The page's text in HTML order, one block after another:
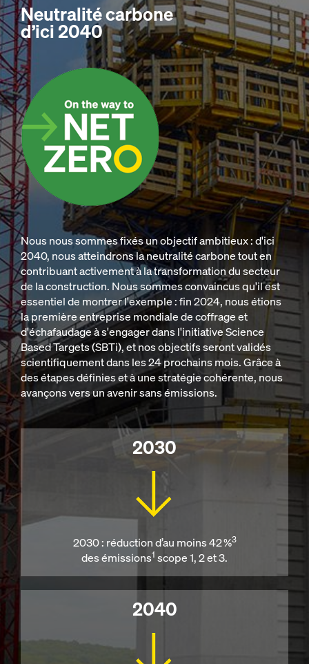
Neutralité carbone
d’ici 2040
Nous nous sommes fixés un objectif ambitieux : d'ici
2040, nous atteindrons la neutralité carbone tout en
contribuant activement à la transformation du secteur
de la construction. Nous sommes convaincus qu'il est
essentiel de montrer l'exemple : fin 2024, nous étions
la première entreprise mondiale de coffrage et
d'échafaudage à s'engager dans l'initiative Science
Based Targets (SBTi), et nos objectifs seront validés
scientifiquement dans les 24 prochains mois. Grâce à
des étapes définies et à une stratégie cohérente, nous
avançons vers un avenir sans émissions.
2030
2030 : réduction d’au moins 42 %3
des émissions1 scope 1, 2 et 3.
2040